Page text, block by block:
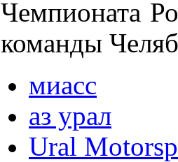
Чемпионата
команды
миасс
аз урал
Ural